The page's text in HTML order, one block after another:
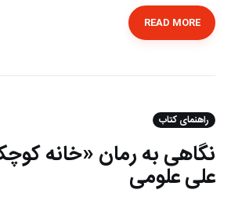
READ MORE
راهنمای کتاب
نگاهی به رمان «خانه
علی علومی